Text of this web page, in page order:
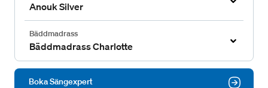
Anouk Silver
Bäddmadrass
Bäddmadrass Charlotte
Boka Sängexpert